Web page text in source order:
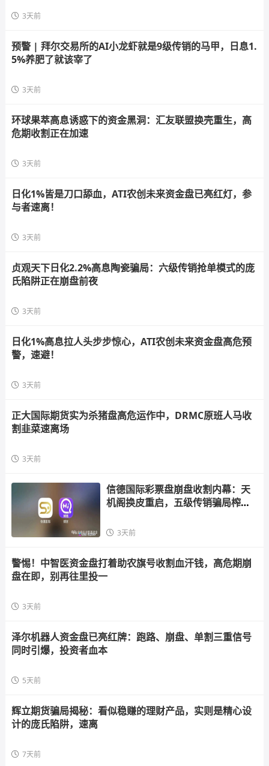
3天前
预警 | 拜尔交易所的AI小龙虾就是9级传销的马甲，日息1.
5%养肥了就该宰了
3天前
环球果萃高息诱惑下的资金黑洞：汇友联盟换壳重生，高
危期收割正在加速
3天前
日化1%皆是刀口舔血，ATI农创未来资金盘已亮红灯，参
与者速离！
3天前
贞观天下日化2.2%高息陶瓷骗局：六级传销抢单模式的庞
氏陷阱正在崩盘前夜
3天前
日化1%高息拉人头步步惊心，ATI农创未来资金盘高危预
警，速避！
3天前
正大国际期货实为杀猪盘高危运作中，DRMC原班人马收
割韭菜速离场
3天前
信德国际彩票盘崩盘收割内幕：天
机阁换皮重启，五级传销骗局榨干
3天前
警惕！中智医资金盘打着助农旗号收割血汗钱，高危期崩
盘在即，别再往里投一
3天前
泽尔机器人资金盘已亮红牌：跑路、崩盘、单割三重信号
同时引爆，投资者血本
5天前
辉立期货骗局揭秘：看似稳赚的理财产品，实则是精心设
计的庞氏陷阱，速离
7天前